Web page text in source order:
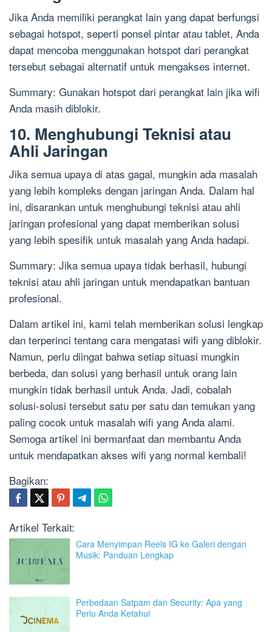
Jika Anda memiliki perangkat lain yang dapat berfungsi
sebagai hotspot, seperti ponsel pintar atau tablet, Anda
dapat mencoba menggunakan hotspot dari perangkat
tersebut sebagai alternatif untuk mengakses internet.
Summary: Gunakan hotspot dari perangkat lain jika wifi
Anda masih diblokir.
10. Menghubungi Teknisi atau
Ahli Jaringan
Jika semua upaya di atas gagal, mungkin ada masalah
yang lebih kompleks dengan jaringan Anda. Dalam hal
ini, disarankan untuk menghubungi teknisi atau ahli
jaringan profesional yang dapat memberikan solusi
yang lebih spesifik untuk masalah yang Anda hadapi.
Summary: Jika semua upaya tidak berhasil, hubungi
teknisi atau ahli jaringan untuk mendapatkan bantuan
profesional.
Dalam artikel ini, kami telah memberikan solusi lengkap
dan terperinci tentang cara mengatasi wifi yang diblokir.
Namun, perlu diingat bahwa setiap situasi mungkin
berbeda, dan solusi yang berhasil untuk orang lain
mungkin tidak berhasil untuk Anda. Jadi, cobalah
solusi-solusi tersebut satu per satu dan temukan yang
paling cocok untuk masalah wifi yang Anda alami.
Semoga artikel ini bermanfaat dan membantu Anda
untuk mendapatkan akses wifi yang normal kembali!
Bagikan:
Artikel Terkait:
Cara Menyimpan Reels IG ke Galeri dengan
Musik: Panduan Lengkap
Perbedaan Satpam dan Security: Apa yang
Perlu Anda Ketahui